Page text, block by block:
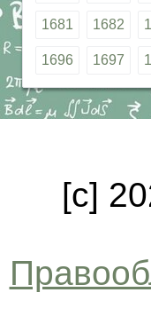
1681 1682
1696 1697
[c]